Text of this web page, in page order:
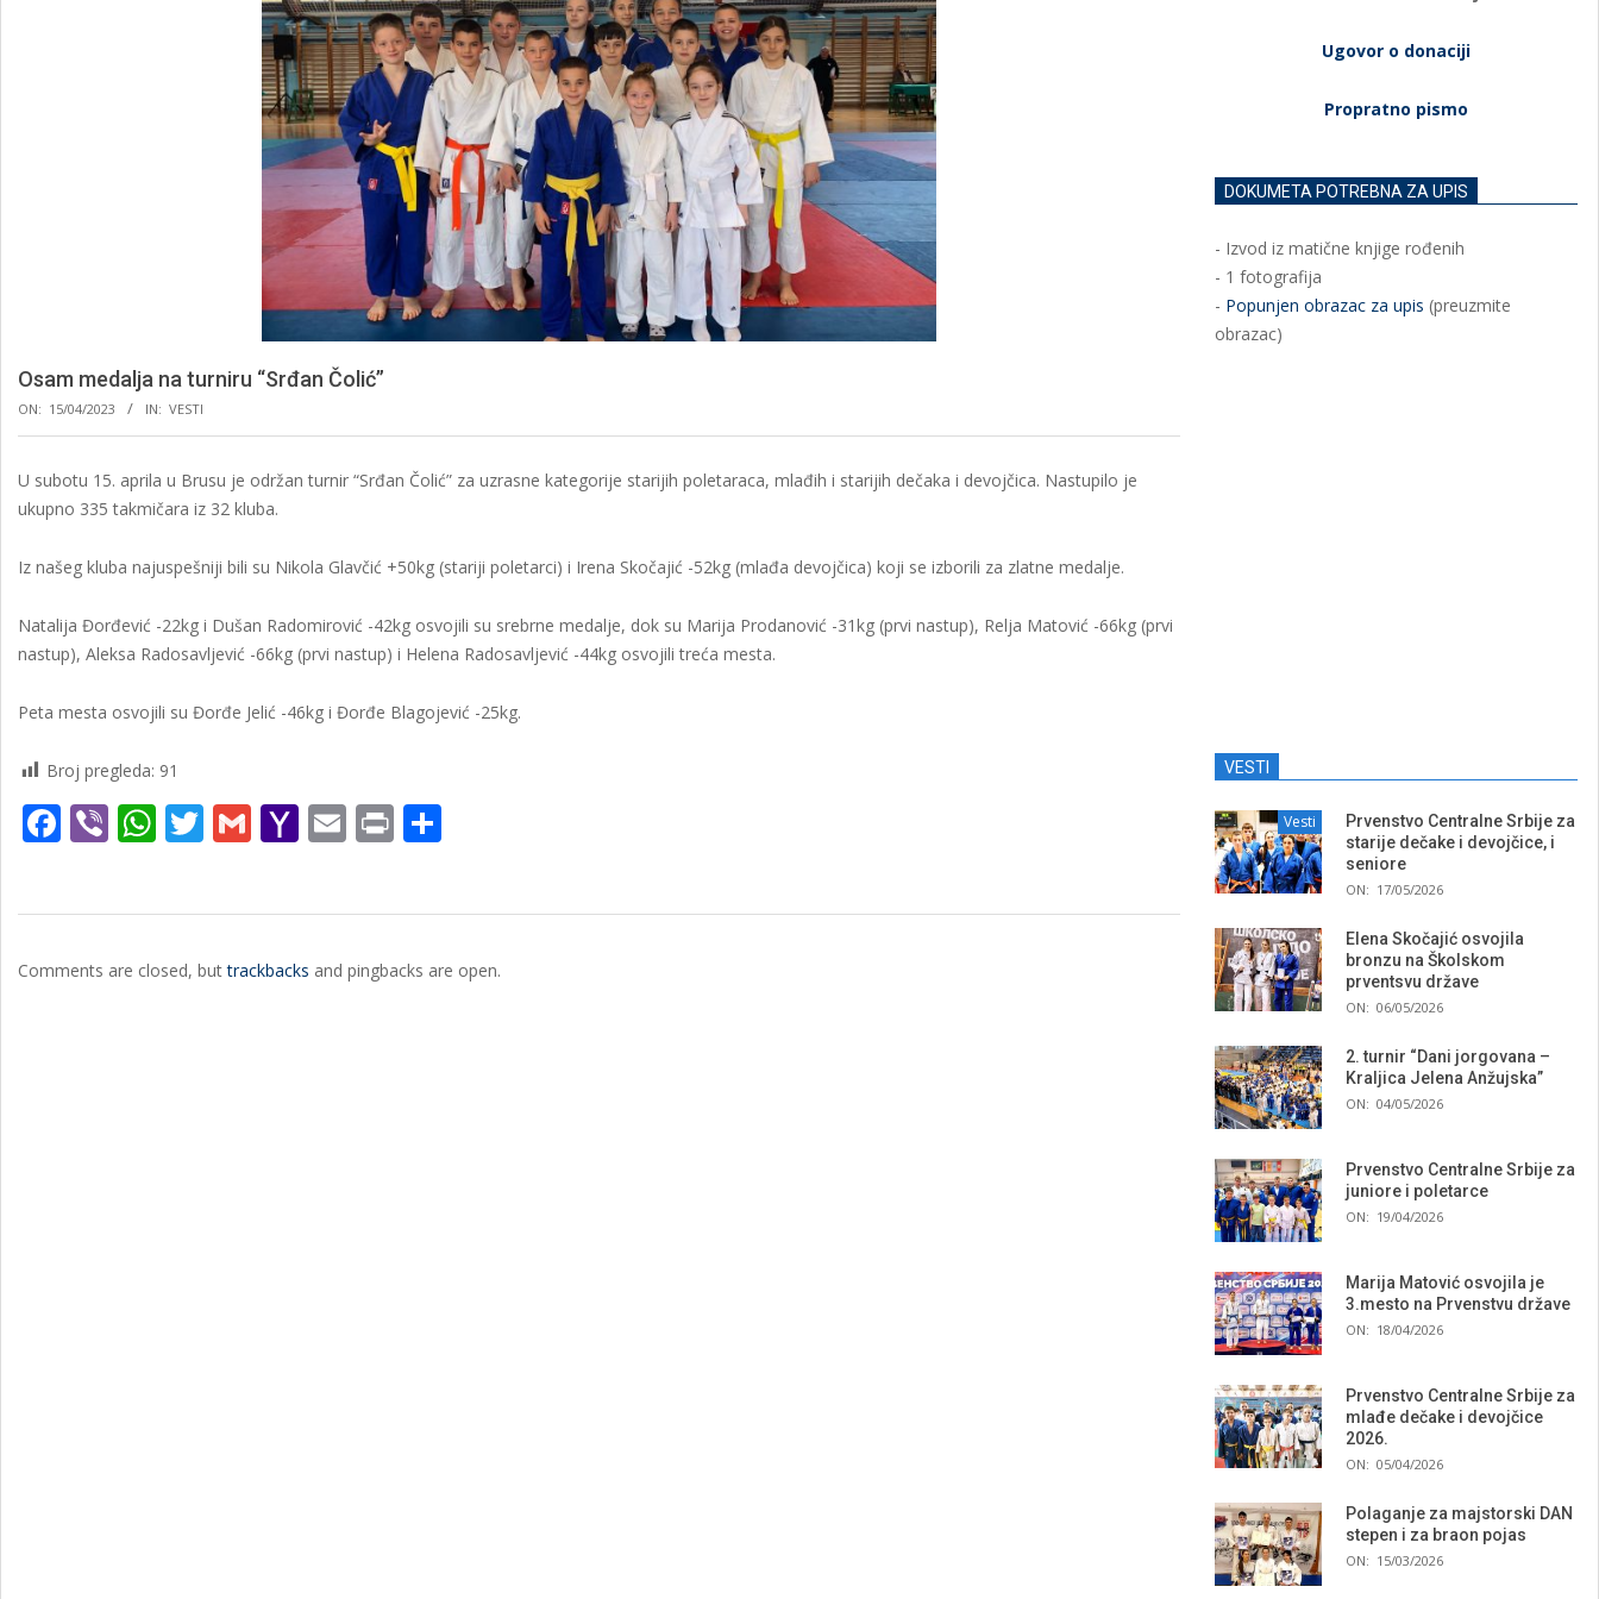
Osam medalja na turniru “Srđan Čolić”
ON: 15/04/2023 IN: VESTI
U subotu 15. aprila u Brusu je održan turnir “Srđan Čolić” za uzrasne kategorije starijih poletaraca, mlađih i starijih dečaka i devojčica. Nastupilo je
ukupno 335 takmičara iz 32 kluba.
Iz našeg kluba najuspešniji bili su Nikola Glavčić +50kg (stariji poletarci) i Irena Skočajić -52kg (mlađa devojčica) koji se izborili za zlatne medalje.
Natalija Đorđević -22kg i Dušan Radomirović -42kg osvojili su srebrne medalje, dok su Marija Prodanović -31kg (prvi nastup), Relja Matović -66kg (prvi
nastup), Aleksa Radosavljević -66kg (prvi nastup) i Helena Radosavljević -44kg osvojili treća mesta.
Peta mesta osvojili su Đorđe Jelić -46kg i Đorđe Blagojević -25kg.
Broj pregleda: 91
Facebook
ViberWhatsApp
Twitter
GmailYahoo
Email
Print
15
Comments are closed, buttrackbacks and pingbacks are open.
Ugovor o donaciji
Propratno pismo
DOKUMETA POTREBNA ZA UPIS
- Izvod iz matične knjige rođenih
- 1 fotografija
- Popunjen obrazac za upis (preuzmite
obrazac)
VESTI
Vesti
Prvenstvo Centralne Srbije za
starije dečake i devojčice, i
seniore
ON: 17/05/2026
Elena Skočajić osvojila
bronzu na Školskom
prventsvu države
ON: 06/05/2026
2. turnir “Dani jorgovana –
Kraljica Jelena Anžujska”
ON: 04/05/2026
Prvenstvo Centralne Srbije za
juniore i poletarce
ON: 19/04/2026
Marija Matović osvojila je
3.mesto na Prvenstvu države
ON: 18/04/2026
Prvenstvo Centralne Srbije za
mlađe dečake i devojčice
2026.
ON: 05/04/2026
Polaganje za majstorski DAN
stepen i za braon pojas
ON: 15/03/2026